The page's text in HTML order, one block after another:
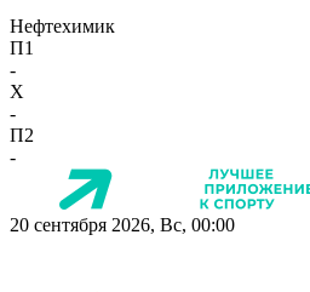
Нефтехимик
П1
-
X
-
П2
-
20 сентября 2026, Вс, 00:00